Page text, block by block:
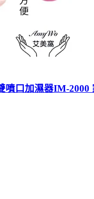
口加濕器IM-